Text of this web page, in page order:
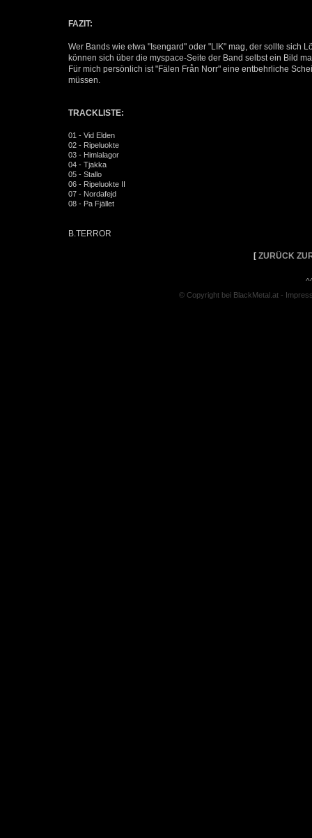
FAZIT:
Wer Bands wie etwa "Isengard" oder "LIK" mag, der sollte sich
können sich über die myspace-Seite der Band selbst ein Bild
Für mich persönlich ist "Fälen Från Norr" eine entbehrliche
müssen.
TRACKLISTE:
01 - Vid Elden
02 - Ripeluokte
03 - Himlalagor
04 - Tjakka
05 - Stallo
06 - Ripeluokte II
07 - Nordafejd
08 - Pa Fjället
B.TERROR
[ ZURÜCK
© Copyright bei BlackMetal.at -